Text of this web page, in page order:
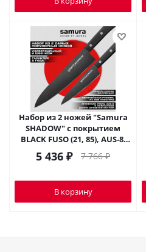
Набор из 2 ножей "Samura
SHADOW" с покрытием
BLACK FUSO (21, 85), AUS-8,
ABS пластик,SH-0210
5 436 ₽ 7 766₽
В корзину